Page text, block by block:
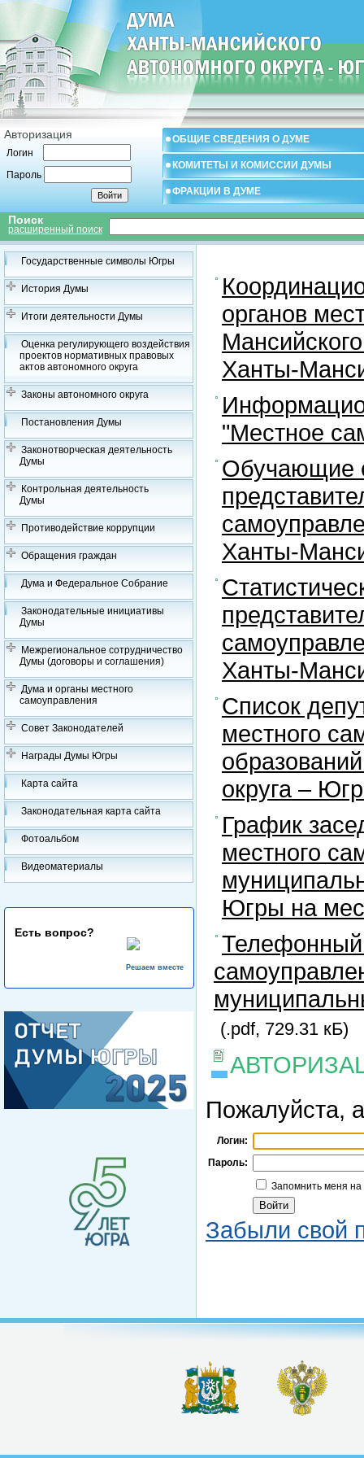
Авторизация
Логин
Пароль
ОБЩИЕ СВЕДЕНИЯ О ДУМЕ
КОМИТЕТЫ И КОМИССИИ ДУМЫ
ФРАКЦИИ В ДУМЕ
Поиск
расширенный поиск
Государственные символы Югры
История Думы
Итоги деятельности Думы
Оценка регулирующего воздействия
проектов нормативных правовых
актов автономного округа
Законы автономного округа
Постановления Думы
Законотворческая деятельность
Думы
Контрольная деятельность
Думы
Противодействие коррупции
Обращения граждан
Дума и Федеральное Собрание
Законодательные инициативы
Думы
Межрегиональное сотрудничество
Думы (договоры и соглашения)
Дума и органы местного
самоуправления
Совет Законодателей
Награды Думы Югры
Карта сайта
Законодательная карта сайта
Фотоальбом
Видеоматериалы
Есть вопрос?
Решаем вместе
органов
Ханты-
"Местное
Обучающие
Ханты-
Ханты-
Список
местного
округа –
График
местного
Югры на
Телефонный
(.pdf, 729.31 кБ)
Пожалуйста,
Логин:
Пароль:
Запомнить меня
Забыли свой